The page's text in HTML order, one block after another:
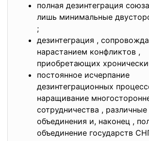
полная дезинтеграция
лишь минимальные
;
дезинтеграция ,
нарастанием конфликтов ,
приобретающих
постоянное исчерпание
дезинтеграционных
наращивание
сотрудничества ,
объединения и, наконец ,
объединение государств